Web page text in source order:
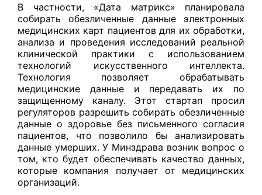
В частности, «Дата матрикс» планировала
собирать обезличенные данные электронных
медицинских карт пациентов для их обработки,
анализа и проведения исследований реальной
клинической практики с использованием
технологий искусственного интеллекта.
Технология позволяет обрабатывать
медицинские данные и передавать их по
защищенному каналу. Этот стартап просил
регуляторов разрешить собирать обезличенные
данные о здоровье без письменного согласия
пациентов, что позволило бы анализировать
данные умерших. У Минздрава возник вопрос о
том, кто будет обеспечивать качество данных,
которые компания получает от медицинских
организаций.